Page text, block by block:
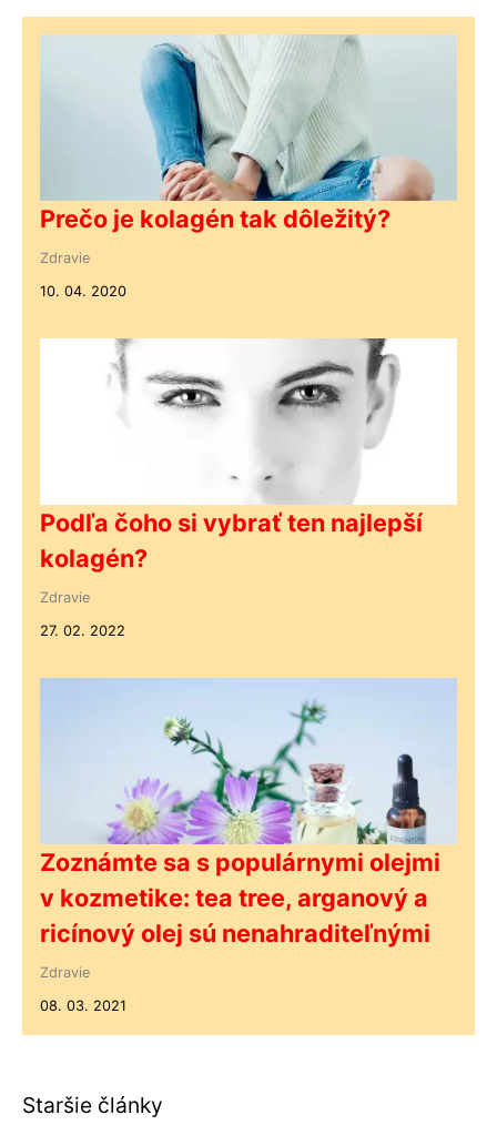
Prečo je kolagén tak dôležitý?
Zdravie
10. 04. 2020
Podľa čoho si vybrať ten najlepší
kolagén?
Zdravie
27. 02. 2022
Zoznámte sa s populárnymi olejmi
v kozmetike: tea tree, arganový a
ricínový olej sú nenahraditeľnými
Zdravie
08. 03. 2021
Staršie články